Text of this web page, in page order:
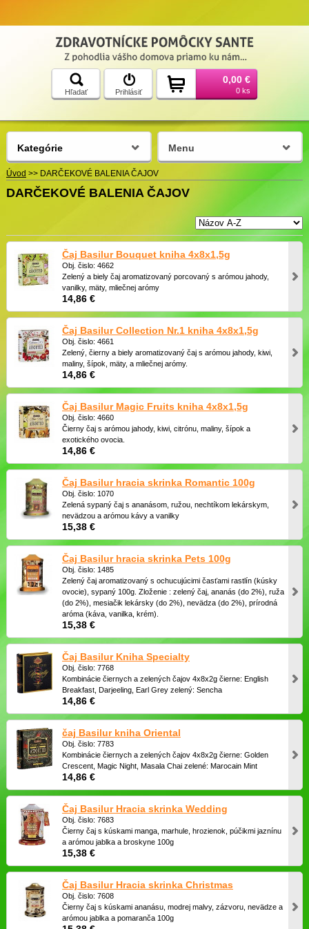
Hľadať Prihlásiť
0,00 €
0 ks
Úvod >> DARČEKOVÉ BALENIA ČAJOV
DARČEKOVÉ BALENIA ČAJOV
Čaj Basilur Bouquet kniha 4x8x1,5g
Obj. čislo: 4662
Zelený a biely čaj aromatizovaný porcovaný s arómou jahody,
vanilky, mäty, mliečnej arómy
14,86 €
Čaj Basilur Collection Nr.1 kniha 4x8x1,5g
Obj. čislo: 4661
Zelený, čierny a biely aromatizovaný čaj s arómou jahody, kiwi,
maliny, šípok, mäty, a mliečnej arómy.
14,86 €
Čaj Basilur Magic Fruits kniha 4x8x1,5g
Obj. čislo: 4660
Čierny čaj s arómou jahody, kiwi, citrónu, maliny, šípok a
exotického ovocia.
14,86 €
Čaj Basilur hracia skrinka Romantic 100g
Obj. čislo: 1070
Zelená sypaný čaj s ananásom, ružou, nechtíkom lekárskym,
nevädzou a arómou kávy a vanilky
15,38 €
Čaj Basilur hracia skrinka Pets 100g
Obj. čislo: 1485
Zelený čaj aromatizovaný s ochucujúcimi časťami rastlín (kúsky
ovocie), sypaný 100g. Zloženie : zelený čaj, ananás (do 2%), ruža
(do 2%), mesiačik lekársky (do 2%), nevädza (do 2%), prírodná
aróma (káva, vanilka, krém).
15,38 €
Čaj Basilur Kniha Specialty
Obj. čislo: 7768
Kombinácie čiernych a zelených čajov 4x8x2g čierne: English
Breakfast, Darjeeling, Earl Grey zelený: Sencha
14,86 €
čaj Basilur kniha Oriental
Obj. čislo: 7783
Kombinácie čiernych a zelených čajov 4x8x2g čierne: Golden
Crescent, Magic Night, Masala Chai zelené: Marocain Mint
14,86 €
Čaj Basilur Hracia skrinka Wedding
Obj. čislo: 7683
Čierny čaj s kúskami manga, marhule, hrozienok, púčikmi jaznínu
a arómou jablka a broskyne 100g
15,38 €
Čaj Basilur Hracia skrinka Christmas
Obj. čislo: 7608
Čierny čaj s kúskami ananásu, modrej malvy, zázvoru, nevädze a
arómou jablka a pomaranča 100g
Kategórie Menu